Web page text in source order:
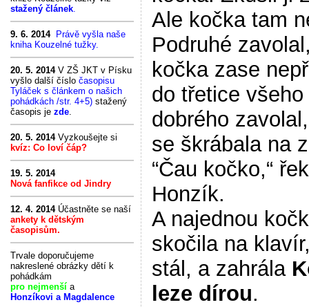
stažený článek.
9. 6. 2014
Právě vyšla naše
kniha Kouzelné tužky.
20. 5. 2014V ZŠ JKT v Písku
vyšlo další číslo časopisu
Tyláček s článkem o našich
pohádkách /str. 4+5)stažený
časopis je zde.
20. 5. 2014Vyzkoušejte si
kvíz: Co loví čáp?
19. 5. 2014
Nová fanfikce od Jindry
12. 4. 2014Účastněte se naší
ankety k dětským
časopisům.
Trvale doporučujeme
nakreslené obrázky dětí k
pohádkám
pro nejmenšía
Honzíkovi a Magdalence
Ale kočka tam
Podruhé
kočka zase
do třetice všeho
dobrého
se škrábala na
“Čau kočko,“
Honzík.
A najednou
skočila na
stál, a zahrála
leze dírou.